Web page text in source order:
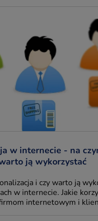
w internecie - na
ją wykorzystać
i czy warto ją
w internecie. Jakie
internetowym i